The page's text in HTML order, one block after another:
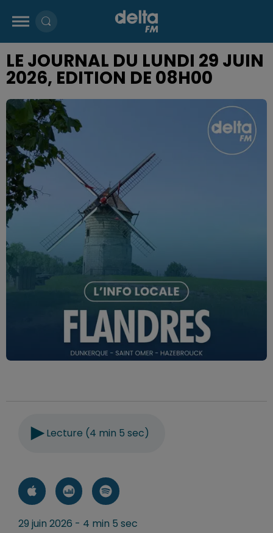
LE JOURNAL DU LUNDI 29 JUIN
2026, EDITION DE 08H00
Lecture (4 min 5 sec)
29 juin 2026 - 4 min 5 sec